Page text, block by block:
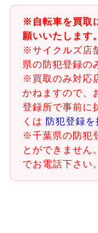
※自転車を買取
願いいたします。
※サイクルズ店
県の防犯登録の
※買取のみ対応
かねますので、
登録所で事前に
くは 防犯登録
※千葉県の防犯
とができません
でお電話下さい。